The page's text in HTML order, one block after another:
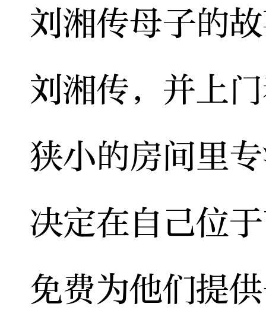
刘湘传母子的
刘湘传，并上
狭小的房间里
决定在自己位
免费为他们提